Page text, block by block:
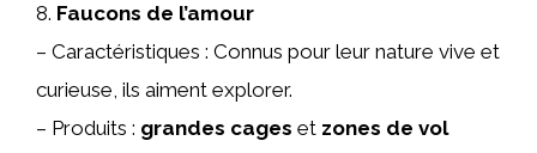
8. Faucons de l’amour
– Caractéristiques : Connus pour leur nature vive et
curieuse, ils aiment explorer.
– Produits : grandes cages et zones de vol